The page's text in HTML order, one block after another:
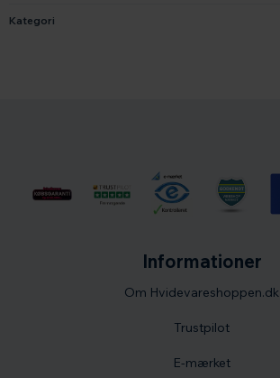
Kategori
Informationer
Om Hvidevareshoppen.dk
Trustpilot
E-mærket